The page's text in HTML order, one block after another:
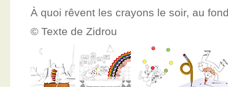
À quoi rêvent les crayons le soir, au
© Texte de Zidrou